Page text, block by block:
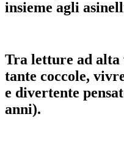
insieme agli
Tra letture ad alta
tante coccole,
e divertente
anni).